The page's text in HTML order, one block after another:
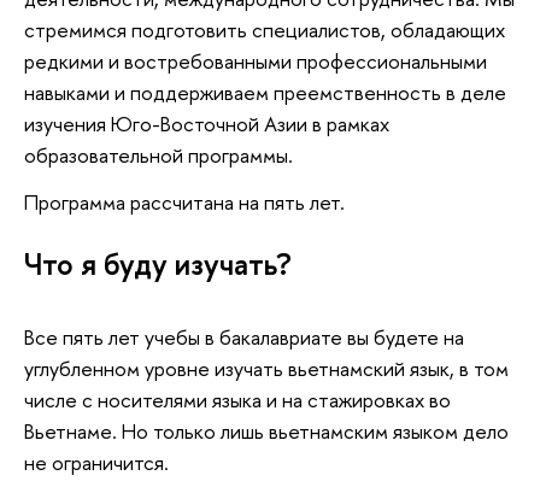
стремимся подготовить специалистов, обладающих
редкими и востребованными профессиональными
навыками и поддерживаем преемственность в деле
изучения Юго-Восточной Азии в рамках
образовательной программы.
Программа рассчитана на пять лет.
Что я буду изучать?
Все пять лет учебы в бакалавриате вы будете на
углубленном уровне изучать вьетнамский язык, в том
числе с носителями языка и на ста­жировках во
Вьетнаме. Но только лишь вьетнамским языком дело
не ограничится.